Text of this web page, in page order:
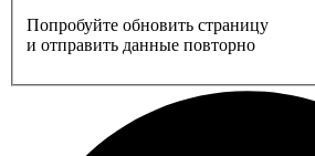
Попробуйте обновить страницу
и отправить данные повторно